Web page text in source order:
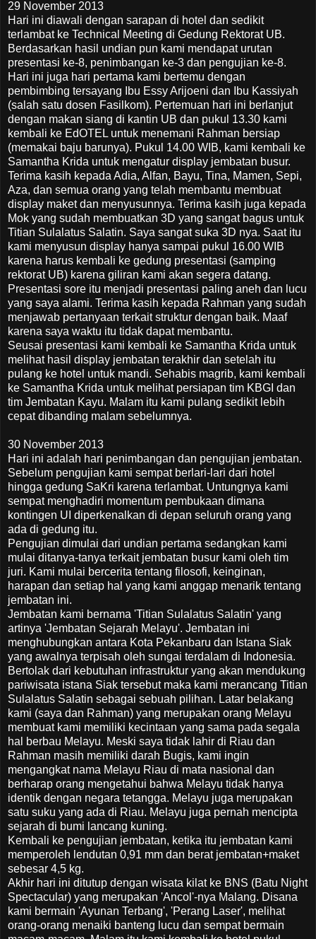
29 November 2013
Hari ini diawali dengan sarapan di hotel dan sedikit
terlambat ke Technical Meeting di Gedung Rektorat UB.
Berdasarkan hasil undian pun kami mendapat urutan
presentasi ke-8, penimbangan ke-3 dan pengujian ke-8.
Hari ini juga hari pertama kami bertemu dengan
pembimbing tersayang Ibu Essy Arijoeni dan Ibu Kassiyah
(salah satu dosen Fasilkom). Pertemuan hari ini berlanjut
dengan makan siang di kantin UB dan pukul 13.30 kami
kembali ke EdOTEL untuk menemani Rahman bersiap
(memakai baju barunya). Pukul 14.00 WIB, kami kembali ke
Samantha Krida untuk mengatur display jembatan busur.
Terima kasih kepada Adia, Alfan, Bayu, Tina, Mamen, Sepi,
Aza, dan semua orang yang telah membantu membuat
display maket dan menyusunnya. Terima kasih juga kepada
Mok yang sudah membuatkan 3D yang sangat bagus untuk
Titian Sulalatus Salatin. Saya sangat suka 3D nya. Saat itu
kami menyusun display hanya sampai pukul 16.00 WIB
karena harus kembali ke gedung presentasi (samping
rektorat UB) karena giliran kami akan segera datang.
Presentasi sore itu menjadi presentasi paling aneh dan lucu
yang saya alami. Terima kasih kepada Rahman yang sudah
menjawab pertanyaan terkait struktur dengan baik. Maaf
karena saya waktu itu tidak dapat membantu.
Seusai presentasi kami kembali ke Samantha Krida untuk
melihat hasil display jembatan terakhir dan setelah itu
pulang ke hotel untuk mandi. Sehabis magrib, kami kembali
ke Samantha Krida untuk melihat persiapan tim KBGI dan
tim Jembatan Kayu. Malam itu kami pulang sedikit lebih
cepat dibanding malam sebelumnya.
30 November 2013
Hari ini adalah hari penimbangan dan pengujian jembatan.
Sebelum pengujian kami sempat berlari-lari dari hotel
hingga gedung SaKri karena terlambat. Untungnya kami
sempat menghadiri momentum pembukaan dimana
kontingen UI diperkenalkan di depan seluruh orang yang
ada di gedung itu.
Pengujian dimulai dari undian pertama sedangkan kami
mulai ditanya-tanya terkait jembatan busur kami oleh tim
juri. Kami mulai bercerita tentang filosofi, keinginan,
harapan dan setiap hal yang kami anggap menarik tentang
jembatan ini.
Jembatan kami bernama 'Titian Sulalatus Salatin' yang
artinya 'Jembatan Sejarah Melayu'. Jembatan ini
menghubungkan antara Kota Pekanbaru dan Istana Siak
yang awalnya terpisah oleh sungai terdalam di Indonesia.
Bertolak dari kebutuhan infrastruktur yang akan mendukung
pariwisata istana Siak tersebut maka kami merancang Titian
Sulalatus Salatin sebagai sebuah pilihan. Latar belakang
kami (saya dan Rahman) yang merupakan orang Melayu
membuat kami memiliki kecintaan yang sama pada segala
hal berbau Melayu. Meski saya tidak lahir di Riau dan
Rahman masih memiliki darah Bugis, kami ingin
mengangkat nama Melayu Riau di mata nasional dan
berharap orang mengetahui bahwa Melayu tidak hanya
identik dengan negara tetangga. Melayu juga merupakan
satu suku yang ada di Riau. Melayu juga pernah mencipta
sejarah di bumi lancang kuning.
Kembali ke pengujian jembatan, ketika itu jembatan kami
memperoleh lendutan 0,91 mm dan berat jembatan+maket
sebesar 4,5 kg.
Akhir hari ini ditutup dengan wisata kilat ke BNS (Batu Night
Spectacular) yang merupakan 'Ancol'-nya Malang. Disana
kami bermain 'Ayunan Terbang', 'Perang Laser', melihat
orang-orang menaiki banteng lucu dan sempat bermain